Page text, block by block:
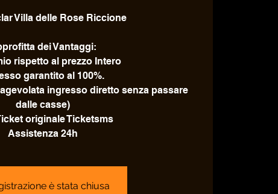
Villa delle Rose Riccione
dei Vantaggi:
rispetto al prezzo Intero
garantito al 100%.
ingresso diretto senza passare
dalle casse)
originale Ticketsms
Assistenza 24h
è stata chiusa